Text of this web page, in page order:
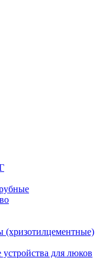
(хризотилцементные)
для люков